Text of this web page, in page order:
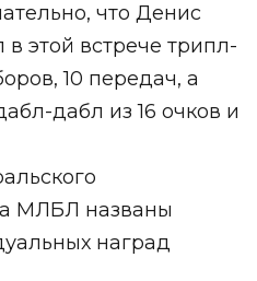
что Денис
этой встрече трипл-
10 передач, а
дабл из 16 очков и
МЛБЛ названы
наград